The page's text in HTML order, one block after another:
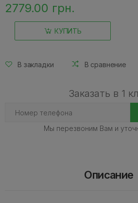
2779.00 грн.
КУПИТЬ
В закладки В сравнение
Заказать в 1
Мы перезвоним Вам и
Описание